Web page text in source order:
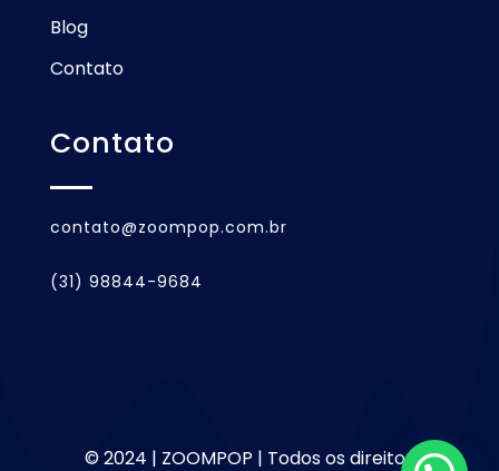
Blog
Contato
Contato
contato@zoompop.com.br
(31) 98844-9684
© 2024 | ZOOMPOP | Todos os direitos